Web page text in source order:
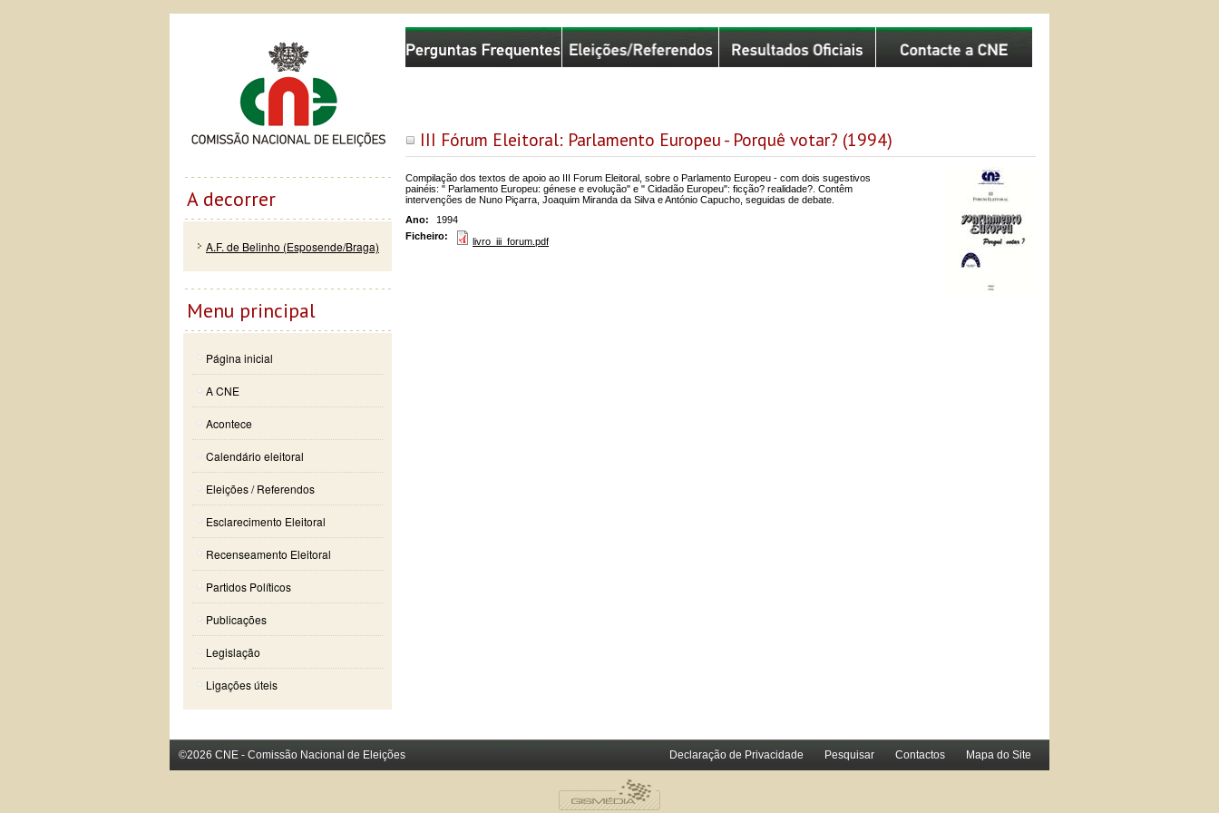
III Fórum Eleitoral: Parlamento Europeu - Porquê votar? (1994)
Compilação dos textos de apoio ao III Forum Eleitoral, sobre o Parlamento Europeu - com dois sugestivos
painéis: " Parlamento Europeu: génese e evolução" e " Cidadão Europeu": ficção? realidade?. Contêm
intervenções de Nuno Piçarra, Joaquim Miranda da Silva e António Capucho, seguidas de debate.
Ano:
1994
Ficheiro:
livro_iii_forum.pdf
Comissão Nacional de Eleições
A decorrer
A.F. de Belinho (Esposende/Braga)
Menu principal
Página inicial
A CNE
Acontece
Calendário eleitoral
Eleições / Referendos
Esclarecimento Eleitoral
Recenseamento Eleitoral
Partidos Políticos
Publicações
Legislação
Ligações úteis
©2026 CNE - Comissão Nacional de Eleições Declaração de Privacidade Pesquisar Contactos Mapa do Site